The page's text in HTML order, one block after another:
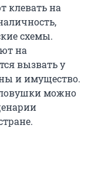
клевать на
схемы.
на
вызвать у
и имущество.
можно